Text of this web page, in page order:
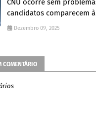
CNU ocorre sem
candidatos comparecem
Dezembro 09, 2025
COMENTÁRIO